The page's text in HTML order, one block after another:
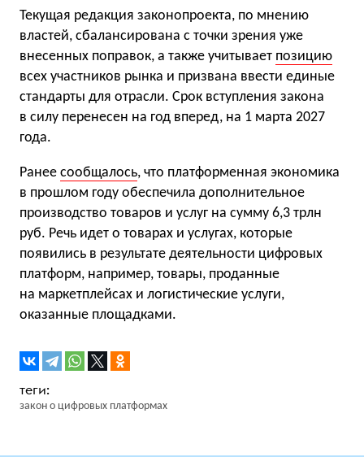
Текущая редакция законопроекта, по мнению
властей, сбалансирована с точки зрения уже
внесенных поправок, а также учитывает позицию
всех участников рынка и призвана ввести единые
стандарты для отрасли. Срок вступления закона
в силу перенесен на год вперед, на 1 марта 2027
года.
Ранее сообщалось, что платформенная экономика
в прошлом году обеспечила дополнительное
производство товаров и услуг на сумму 6,3 трлн
руб. Речь идет о товарах и услугах, которые
появились в результате деятельности цифровых
платформ, например, товары, проданные
на маркетплейсах и логистические услуги,
оказанные площадками.
закон о цифровых платформах